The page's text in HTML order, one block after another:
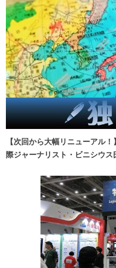
【次回から大幅リニューアル
際ジャーナリスト・ビニシウス